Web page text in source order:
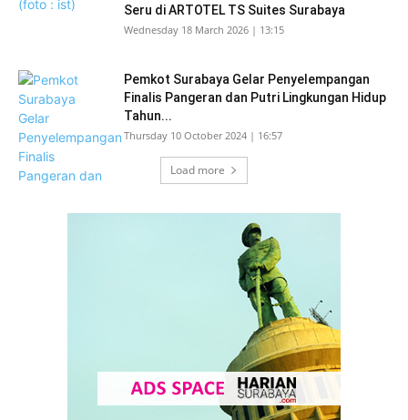
Seru di ARTOTEL TS Suites Surabaya
Wednesday 18 March 2026 | 13:15
Pemkot Surabaya Gelar Penyelempangan
Finalis Pangeran dan Putri Lingkungan Hidup
Tahun...
Thursday 10 October 2024 | 16:57
Load more